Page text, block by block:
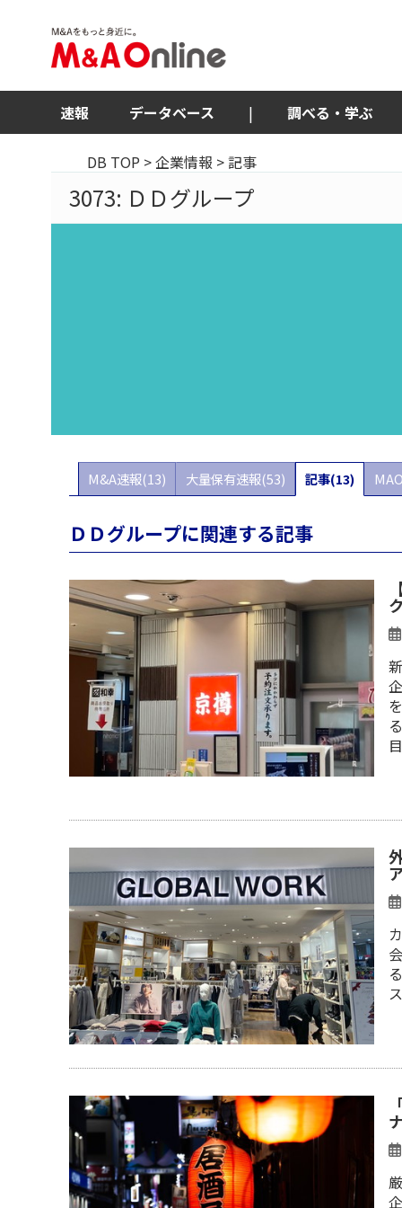
速報 データベース | 調べる・学ぶ
DB TOP >企業情報 > 記事
3073: ＤＤグループ
M&A速報(13) 大量保有速報(53) 記事(13)
ＤＤグループに関連する記事